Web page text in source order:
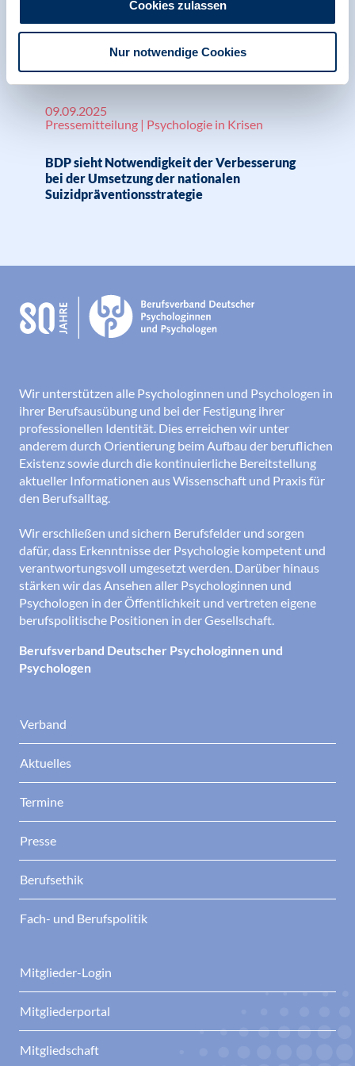
Cookies zulassen
Nur notwendige Cookies
Ärzteblatt: Gesetz zur Suizidvorbeugung
kommt 2026, BDP, KNA
09.09.2025
Pressemitteilung | Psychologie in Krisen
BDP sieht Notwendigkeit der Verbesserung
bei der Umsetzung der nationalen
Suizidpräventionsstrategie
Wir unterstützen alle Psychologinnen und Psychologen in
ihrer Berufsausübung und bei der Festigung ihrer
professionellen Identität. Dies erreichen wir unter
anderem durch Orientierung beim Aufbau der beruflichen
Existenz sowie durch die kontinuierliche Bereitstellung
aktueller Informationen aus Wissenschaft und Praxis für
den Berufsalltag.
Wir erschließen und sichern Berufsfelder und sorgen
dafür, dass Erkenntnisse der Psychologie kompetent und
verantwortungsvoll umgesetzt werden. Darüber hinaus
stärken wir das Ansehen aller Psychologinnen und
Psychologen in der Öffentlichkeit und vertreten eigene
berufspolitische Positionen in der Gesellschaft.
Berufsverband Deutscher Psychologinnen und
Psychologen
Verband
Aktuelles
Termine
Presse
Berufsethik
Fach- und Berufspolitik
Mitglieder-Login
Mitgliederportal
Mitgliedschaft